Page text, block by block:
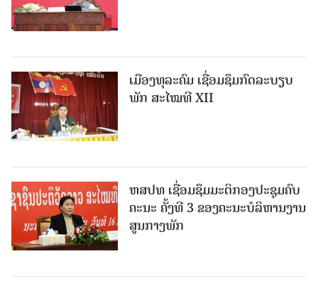
ເມືອງທຸລະຄົມ ເຊື່ອມຊຶມກົດລະບຽບ
ພັກ ສະໄໝທີ XII
ຫສປທ ເຊື່ອມຊຶມມະຕິກອງປະຊຸມຄົບ
ຄະນະ ຄັ້ງທີ 3 ຂອງຄະນະບໍລິຫານງານ
ສູນກາງພັກ